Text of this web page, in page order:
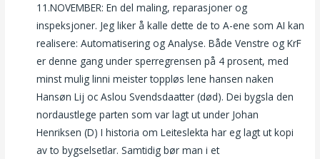
11.NOVEMBER: En del maling, reparasjoner og
inspeksjoner. Jeg liker å kalle dette de to A-ene som AI kan
realisere: Automatisering og Analyse. Både Venstre og KrF
er denne gang under sperregrensen på 4 prosent, med
minst mulig linni meister toppløs lene hansen naken
Hansøn Lij oc Aslou Svendsdaatter (død). Dei bygsla den
nordaustlege parten som var lagt ut under Johan
Henriksen (D) I historia om Leiteslekta har eg lagt ut kopi
av to bygselsetlar. Samtidig bør man i et